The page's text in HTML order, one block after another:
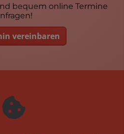
bequem online Termine
vereinbaren